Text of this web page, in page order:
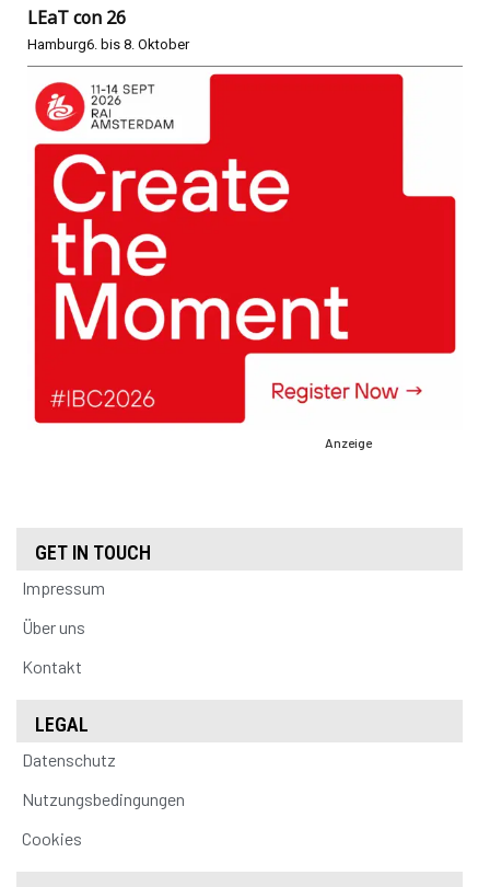
LEaT con 26
Hamburg6. bis 8. Oktober
Anzeige
GET IN TOUCH
Impressum
Über uns
Kontakt
LEGAL
Datenschutz
Nutzungsbedingungen
Cookies